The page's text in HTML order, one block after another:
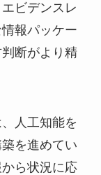
ビデンスレ
報パッケー
断がより精
人工知能を
を進めてい
ら状況に応